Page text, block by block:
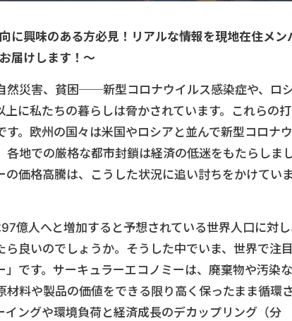
に興味のある方必見！リアルな情報を現地在住メン
届けします！〜
然災害、貧困──新型コロナウイルス感染症や、ロ
に私たちの暮らしは脅かされています。これらの打
。欧州の国々は米国やロシアと並んで新型コロナウ
地での厳格な都市封鎖は経済の低迷をもたらしま
価格高騰は、こうした状況に追い討ちをかけてい
億人へと増加すると予想されている世界人口に対
良いのでしょうか。そうした中でいま、世界で注
です。サーキュラーエコノミーは、廃棄物や汚染な
料や製品の価値をできる限り高く保ったまま循環
ングや環境負荷と経済成長のデカップリング（分